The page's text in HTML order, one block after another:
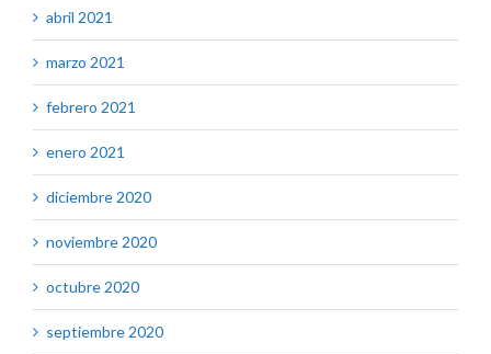
abril 2021
marzo 2021
febrero 2021
enero 2021
diciembre 2020
noviembre 2020
octubre 2020
septiembre 2020